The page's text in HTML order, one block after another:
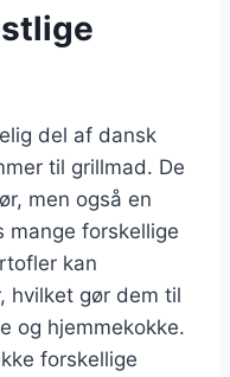
del af dansk
til grillmad. De
men også en
mange forskellige
kan
hvilket gør dem til
og hjemmekokke.
forskellige